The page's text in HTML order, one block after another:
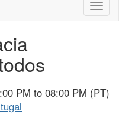
PM to 08:00 PM (PT)